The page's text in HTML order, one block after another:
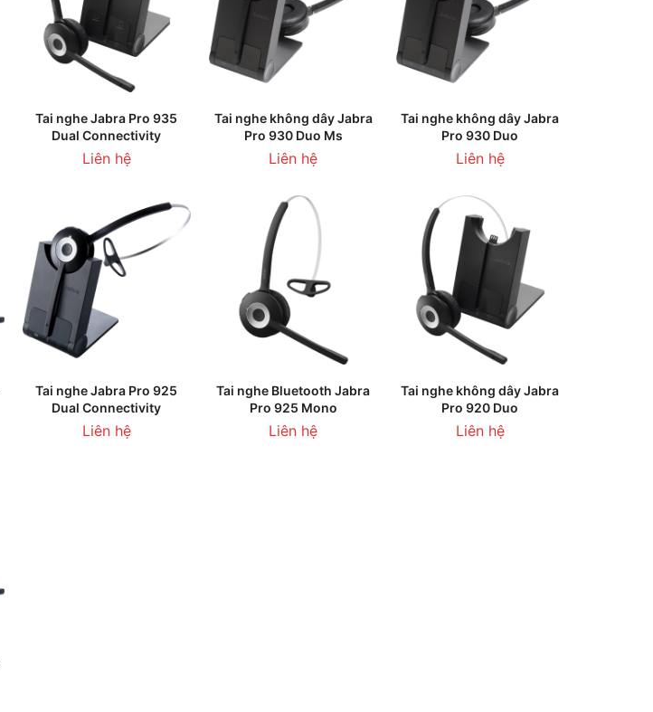
LIÊN HỆ
Tai nghe Jabra Pro 935
Dual Connectivity
Liên hệ
LIÊN HỆ
Tai nghe không dây Jabra
Pro 930 Duo Ms
Liên hệ
LIÊN HỆ
Tai nghe không dây Jabra
Pro 930 Duo
Liên hệ
LIÊN HỆ
Tai nghe Jabra Pro 925
Dual Connectivity
Liên hệ
LIÊN HỆ
Tai nghe Bluetooth Jabra
Pro 925 Mono
Liên hệ
LIÊN HỆ
Tai nghe không dây Jabra
Pro 920 Duo
Liên hệ